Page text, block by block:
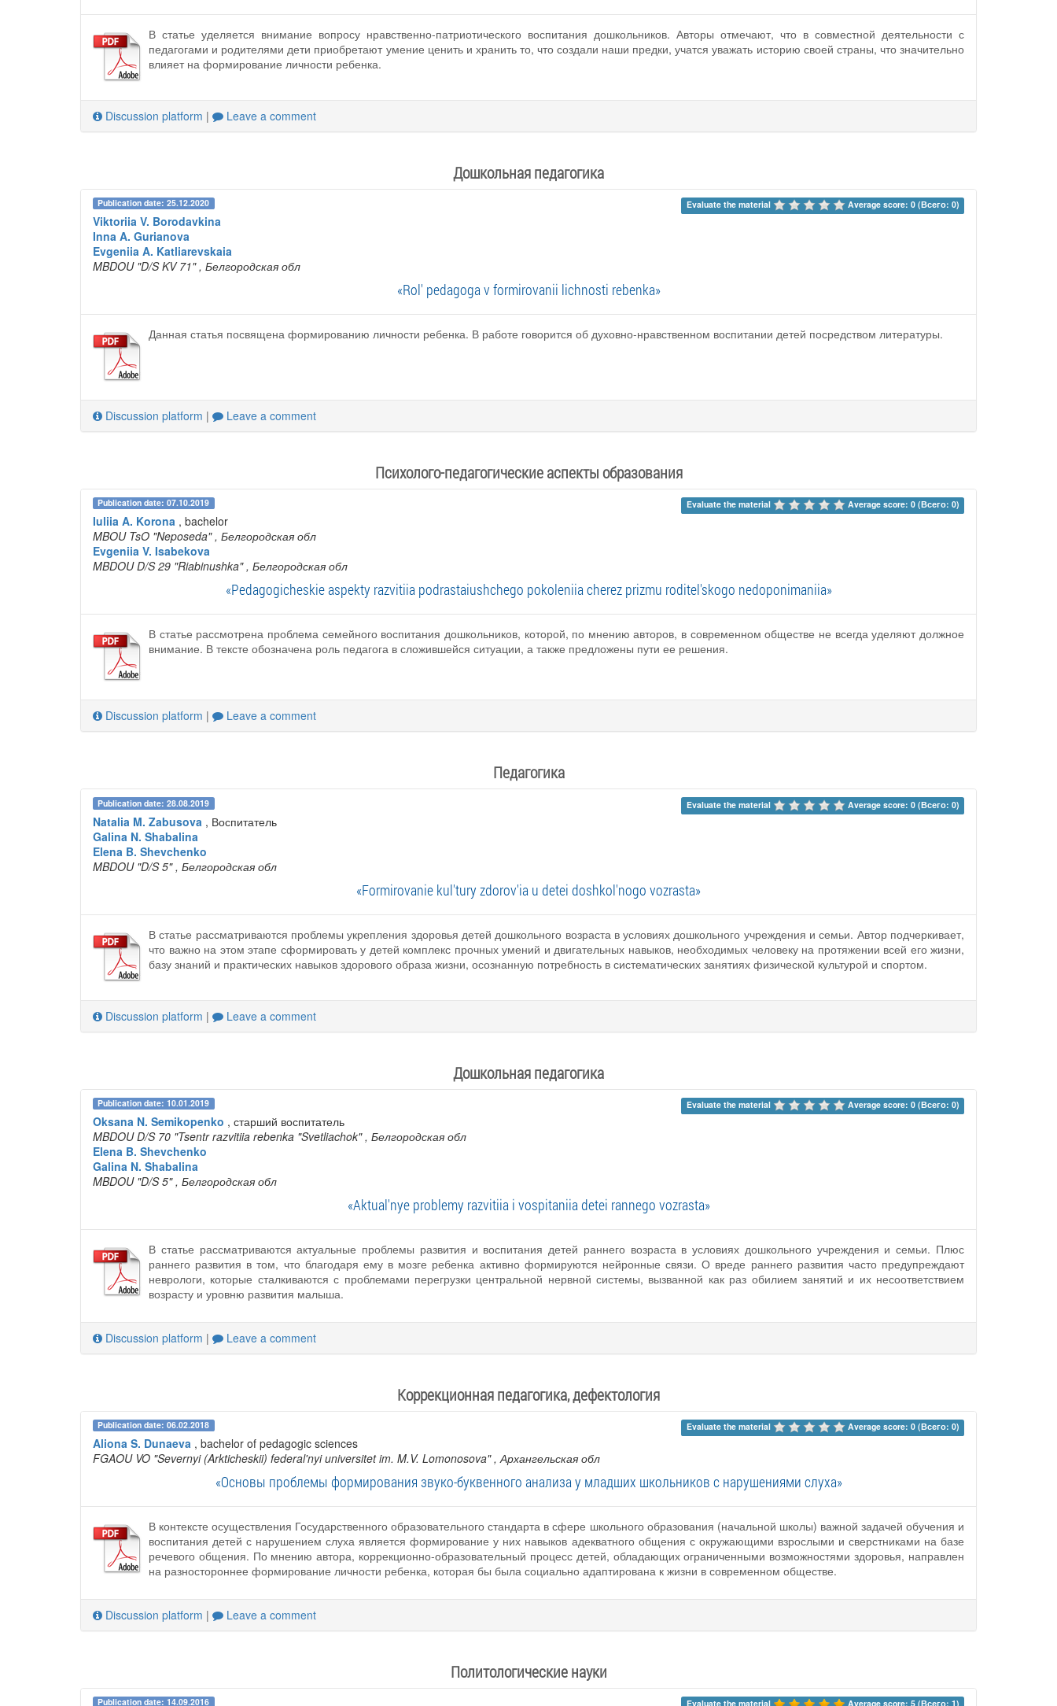
В статье уделяется внимание вопросу нравственно-патриотического воспитания дошкольников. Авторы отмечают, что в совместной деятельности с
педагогами и родителями дети приобретают умение ценить и хранить то, что создали наши предки, учатся уважать историю своей страны, что значительно
влияет на формирование личности ребенка.
Discussion platform | Leave a comment
Дошкольная педагогика
Publication date: 25.12.2020 Evaluate the material Average score: 0 (Всего: 0)
Viktoriia V. Borodavkina
Inna A. Gurianova
Evgeniia A. Katliarevskaia
MBDOU "D/S KV 71" , Белгородская обл
«Rol' pedagoga v formirovanii lichnosti rebenka»
Данная статья посвящена формированию личности ребенка. В работе говорится об духовно-нравственном воспитании детей посредством литературы.
Discussion platform | Leave a comment
Психолого-педагогические аспекты образования
Publication date: 07.10.2019 Evaluate the material Average score: 0 (Всего: 0)
Iuliia A. Korona , bachelor
MBOU TsO "Neposeda" , Белгородская обл
Evgeniia V. Isabekova
MBDOU D/S 29 "Riabinushka" , Белгородская обл
«Pedagogicheskie aspekty razvitiia podrastaiushchego pokoleniia cherez prizmu roditel'skogo nedoponimaniia»
В статье рассмотрена проблема семейного воспитания дошкольников, которой, по мнению авторов, в современном обществе не всегда уделяют должное
внимание. В тексте обозначена роль педагога в сложившейся ситуации, а также предложены пути ее решения.
Discussion platform | Leave a comment
Педагогика
Publication date: 28.08.2019 Evaluate the material Average score: 0 (Всего: 0)
Natalia M. Zabusova , Воспитатель
Galina N. Shabalina
Elena B. Shevchenko
MBDOU "D/S 5" , Белгородская обл
«Formirovanie kul'tury zdorov'ia u detei doshkol'nogo vozrasta»
В статье рассматриваются проблемы укрепления здоровья детей дошкольного возраста в условиях дошкольного учреждения и семьи. Автор подчеркивает,
что важно на этом этапе сформировать у детей комплекс прочных умений и двигательных навыков, необходимых человеку на протяжении всей его жизни,
базу знаний и практических навыков здорового образа жизни, осознанную потребность в систематических занятиях физической культурой и спортом.
Discussion platform | Leave a comment
Дошкольная педагогика
Publication date: 10.01.2019 Evaluate the material Average score: 0 (Всего: 0)
Oksana N. Semikopenko , старший воспитатель
MBDOU D/S 70 "Tsentr razvitiia rebenka "Svetliachok" , Белгородская обл
Elena B. Shevchenko
Galina N. Shabalina
MBDOU "D/S 5" , Белгородская обл
«Aktual'nye problemy razvitiia i vospitaniia detei rannego vozrasta»
В статье рассматриваются актуальные проблемы развития и воспитания детей раннего возраста в условиях дошкольного учреждения и семьи. Плюс
раннего развития в том, что благодаря ему в мозге ребенка активно формируются нейронные связи. О вреде раннего развития часто предупреждают
неврологи, которые сталкиваются с проблемами перегрузки центральной нервной системы, вызванной как раз обилием занятий и их несоответствием
возрасту и уровню развития малыша.
Discussion platform | Leave a comment
Коррекционная педагогика, дефектология
Publication date: 06.02.2018 Evaluate the material Average score: 0 (Всего: 0)
Aliona S. Dunaeva , bachelor of pedagogic sciences
FGAOU VO "Severnyi (Arkticheskii) federal'nyi universitet im. M.V. Lomonosova" , Архангельская обл
«Основы проблемы формирования звуко-буквенного анализа у младших школьников с нарушениями слуха»
В контексте осуществления Государственного образовательного стандарта в сфере школьного образования (начальной школы) важной задачей обучения и
воспитания детей с нарушением слуха является формирование у них навыков адекватного общения с окружающими взрослыми и сверстниками на базе
речевого общения. По мнению автора, коррекционно-образовательный процесс детей, обладающих ограниченными возможностями здоровья, направлен
на разностороннее формирование личности ребенка, которая бы была социально адаптирована к жизни в современном обществе.
Discussion platform | Leave a comment
Политологические науки
Publication date: 14.09.2016 Evaluate the material Average score: 5 (Всего: 1)